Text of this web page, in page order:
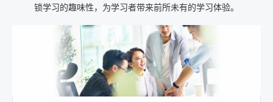
锁学习的趣味性，为学习者带来前所未有的学习体验。